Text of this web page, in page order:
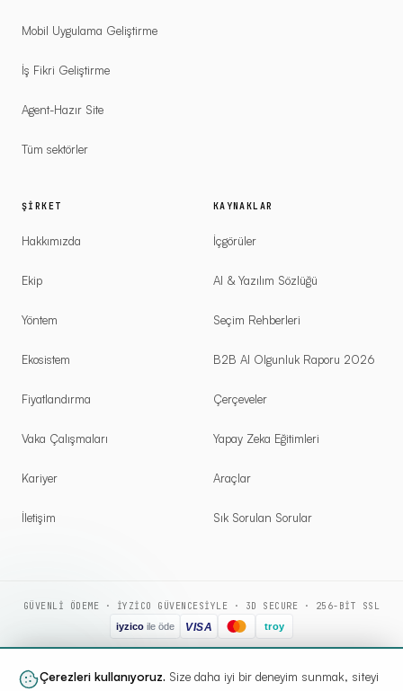
Mobil Uygulama Geliştirme
İş Fikri Geliştirme
Agent-Hazır Site
Tüm sektörler
ŞIRKET
Hakkımızda
Ekip
Yöntem
Ekosistem
Fiyatlandırma
Vaka Çalışmaları
Kariyer
İletişim
KAYNAKLAR
İçgörüler
AI & Yazılım Sözlüğü
Seçim Rehberleri
B2B AI Olgunluk Raporu 2026
Çerçeveler
Yapay Zeka Eğitimleri
Araçlar
Sık Sorulan Sorular
GÜVENLI ÖDEME · IYZICO GÜVENCESIYLE · 3D SECURE · 256-BIT SSL
©2026 YAZILIM KOÇU
Çerezleri kullanıyoruz. Size daha iyi bir deneyim sunmak, siteyi